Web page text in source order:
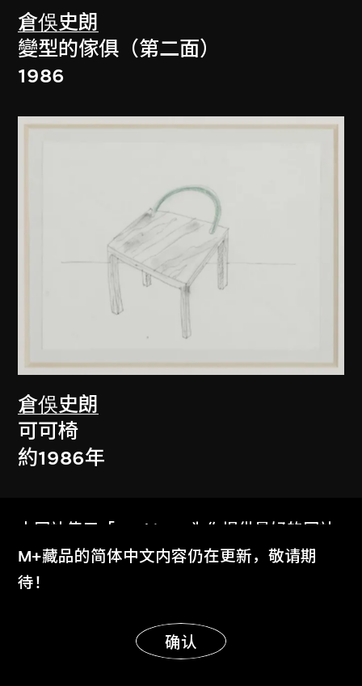
倉俁史朗
變型的傢俱（第二面）
1986
倉俁史朗
可可椅
約1986年
本网站使用「Cookies」为你提供最好的网站
体验。
了解更多
明白
M+藏品的简体中文内容仍在更新，敬请期
待！
确认
显示更多